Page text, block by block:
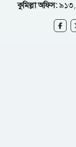
কুমিল্লা অফিস: ৯১৩,